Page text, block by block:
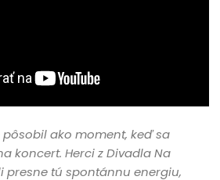
ako moment, keď sa
koncert. Herci z Divadla Na
presne tú spontánnu energiu,